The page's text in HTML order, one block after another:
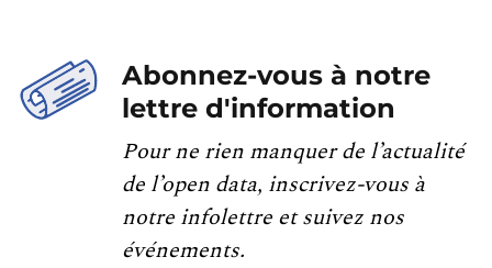
Abonnez-vous à notre
lettre d'information
Pour ne rien manquer de l’actualité
de l’open data, inscrivez-vous à
notre infolettre et suivez nos
événements.